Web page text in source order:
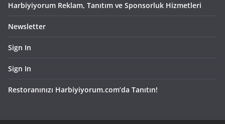
Harbiyiyorum Reklam, Tanıtım ve Sponsorluk Hizmetleri
Newsletter
Sign In
Sign In
Restoranınızı Harbiyiyorum.com’da Tanıtın!